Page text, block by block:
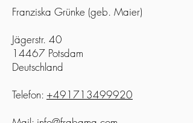
Franziska Grünke (geb. Maier)
Jägerstr. 40
14467 Potsdam
Deutschland
Telefon: +491713499920